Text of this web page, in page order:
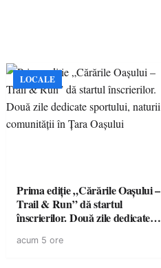
LOCALE
Prima ediție „Cărările Oașului –
Trail & Run” dă startul
înscrierilor. Două zile dedicate
în Țara Oașului
acum 5 ore